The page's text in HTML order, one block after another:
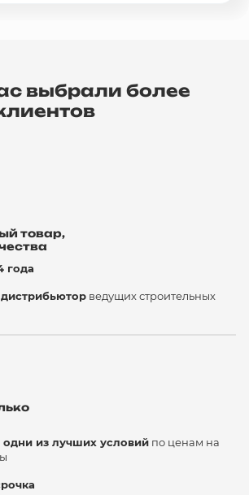
выбрали более
товар,
года
ведущих строительных
одни из лучших условий по ценам на